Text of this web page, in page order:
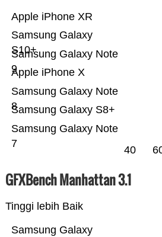
Samsung Galaxy Note
7
Samsung Galaxy S8+
Samsung Galaxy Note
8
Apple iPhone X
Samsung Galaxy Note
9
Samsung Galaxy
S10+
Apple iPhone XR
40
GFXBench Manhattan 3.1
Tinggi lebih Baik
Samsung Galaxy